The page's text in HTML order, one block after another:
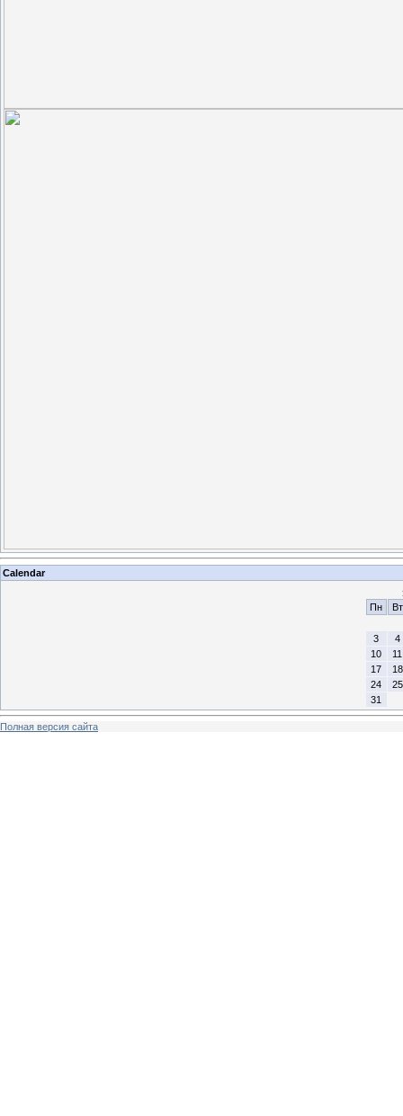
Calendar
Пн
Вт
3
4
10
11
17
18
24
25
31
Полная версия сайта